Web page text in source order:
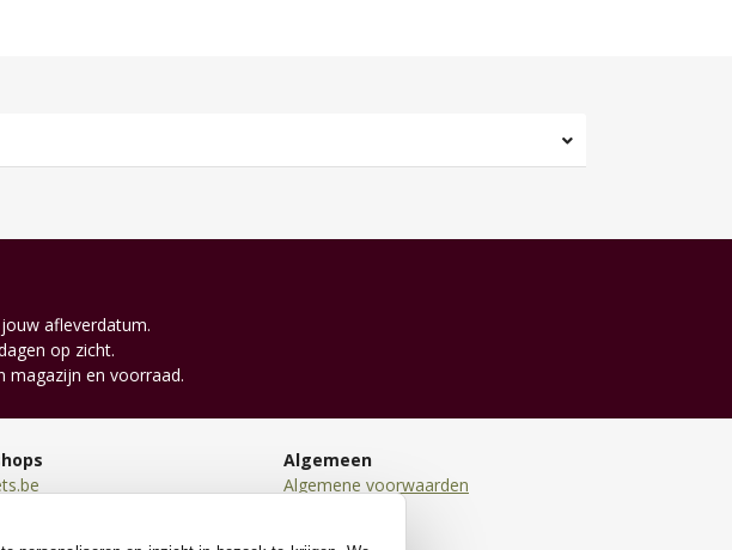
afleverdatum.
op zicht.
magazijn en voorraad.
Algemeen
Algemene voorwaarden